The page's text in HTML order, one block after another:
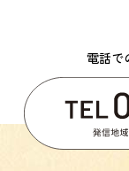
電話で